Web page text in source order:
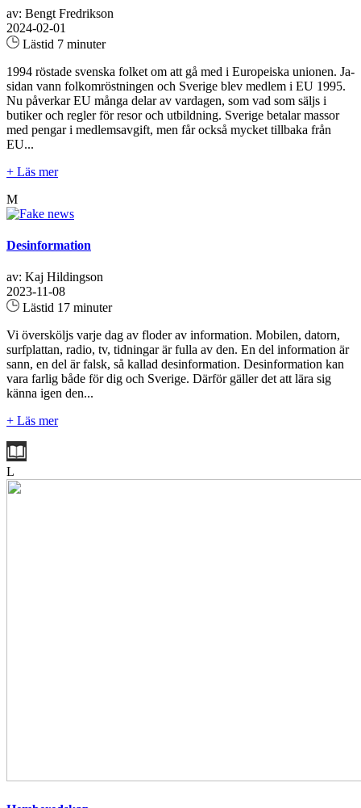
av: Bengt Fredrikson
2024-02-01
Lästid 7 minuter
1994 röstade svenska folket om att gå med i Europeiska unionen. Ja-
sidan vann folkomröstningen och Sverige blev medlem i EU 1995.
Nu påverkar EU många delar av vardagen, som vad som säljs i
butiker och regler för resor och utbildning. Sverige betalar massor
med pengar i medlemsavgift, men får också mycket tillbaka från
EU...
+ Läs mer
M
Desinformation
av: Kaj Hildingson
2023-11-08
Lästid 17 minuter
Vi översköljs varje dag av floder av information. Mobilen, datorn,
surfplattan, radio, tv, tidningar är fulla av den. En del information är
sann, en del är falsk, så kallad desinformation. Desinformation kan
vara farlig både för dig och Sverige. Därför gäller det att lära sig
känna igen den...
+ Läs mer
L